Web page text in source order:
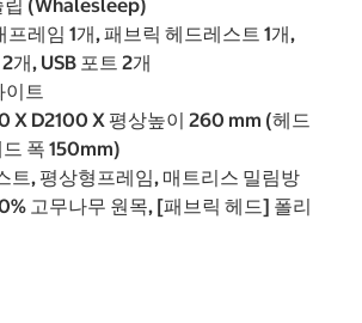
프레임 1개, 패브릭 헤드레스트 1개,
개, USB 포트 2개
이트
X D2100 X 평상높이 260 mm (헤드
폭 150mm)
트, 평상형프레임, 매트리스 밀림방
고무나무 원목, [패브릭 헤드] 폴리